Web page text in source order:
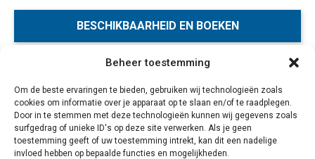
Beheer toestemming
Om de beste ervaringen te bieden, gebruiken wij technologieën zoals
cookies om informatie over je apparaat op te slaan en/of te raadplegen.
Door in te stemmen met deze technologieën kunnen wij gegevens zoals
surfgedrag of unieke ID's op deze site verwerken. Als je geen
toestemming geeft of uw toestemming intrekt, kan dit een nadelige
invloed hebben op bepaalde functies en mogelijkheden.
BESCHIKBAARHEID EN BOEKEN
tropische en zon-overgoten zandstranden van het hippe
Koh Chang? Bekijk dan snel deze rondreis.